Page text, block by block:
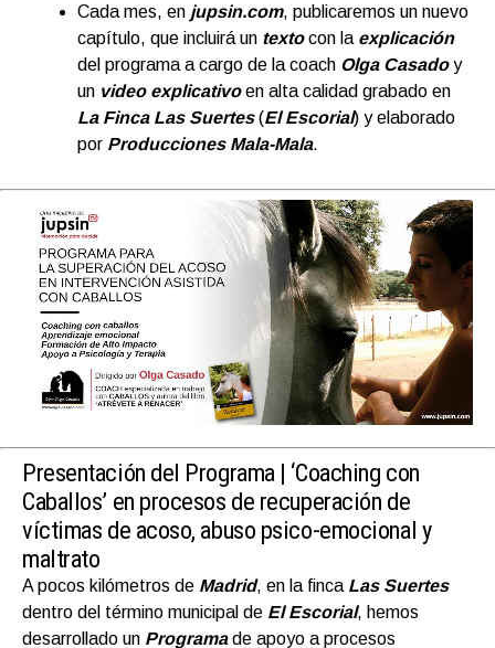
Cada mes, en jupsin.com, publicaremos un nuevo
capítulo, que incluirá un textocon la explicación
del programa a cargo de la coach Olga Casadoy
un video explicativoen alta calidad grabado en
La Finca Las Suertes(El Escorial) y elaborado
por Producciones Mala-Mala.
Presentación del Programa | ‘Coaching con
Caballos’ en procesos de recuperación de
víctimas de acoso, abuso psico-emocional y
maltrato
A pocos kilómetros de Madrid, en la finca Las Suertes
dentro del término municipal de El Escorial, hemos
desarrollado un Programade apoyo a procesos